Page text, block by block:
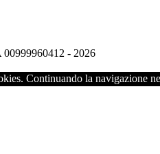
00999960412 - 2026
Continuando la navigazione